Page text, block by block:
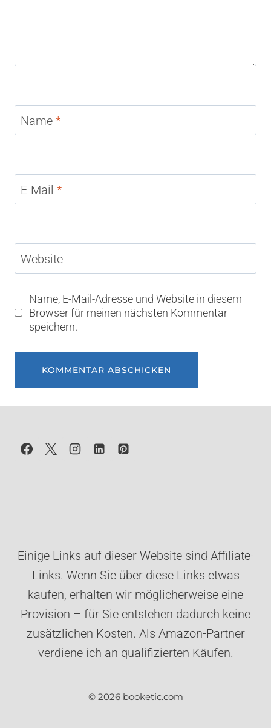
Name *
E-Mail *
Website
Name, E-Mail-Adresse und Website in diesem
Browser für meinen nächsten Kommentar
speichern.
Einige Links auf dieser Website sind Affiliate-
Links. Wenn Sie über diese Links etwas
kaufen, erhalten wir möglicherweise eine
Provision – für Sie entstehen dadurch keine
zusätzlichen Kosten. Als Amazon-Partner
verdiene ich an qualifizierten Käufen.
© 2026 booketic.com